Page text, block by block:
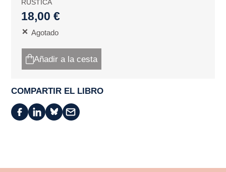
RÚSTICA
18,00 €
Agotado
Añadir a la cesta
COMPARTIR EL LIBRO